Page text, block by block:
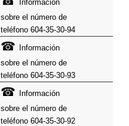
Información
sobre el número de
teléfono 604-35-30-94
☎ Información
sobre el número de
teléfono 604-35-30-93
☎ Información
sobre el número de
teléfono 604-35-30-92